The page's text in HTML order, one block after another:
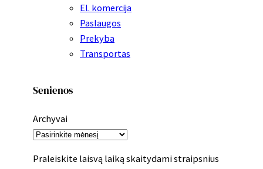
El. komercija
Paslaugos
Prekyba
Transportas
Senienos
Archyvai
Praleiskite laisvą laiką skaitydami straipsnius